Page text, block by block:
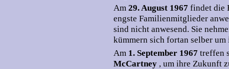
Am 29. August 1967 findet die
engste Familienmitglieder
sind nicht anwesend. Sie
kümmern sich fortan selber um
Am 1. September 1967 treffen
McCartney , um ihre Zukunft